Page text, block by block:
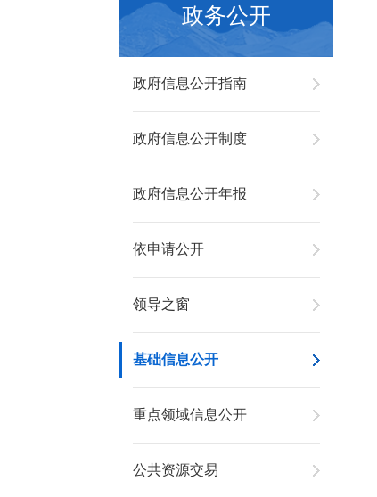
政务公开
政府信息公开指南
政府信息公开制度
政府信息公开年报
依申请公开
领导之窗
基础信息公开
重点领域信息公开
公共资源交易